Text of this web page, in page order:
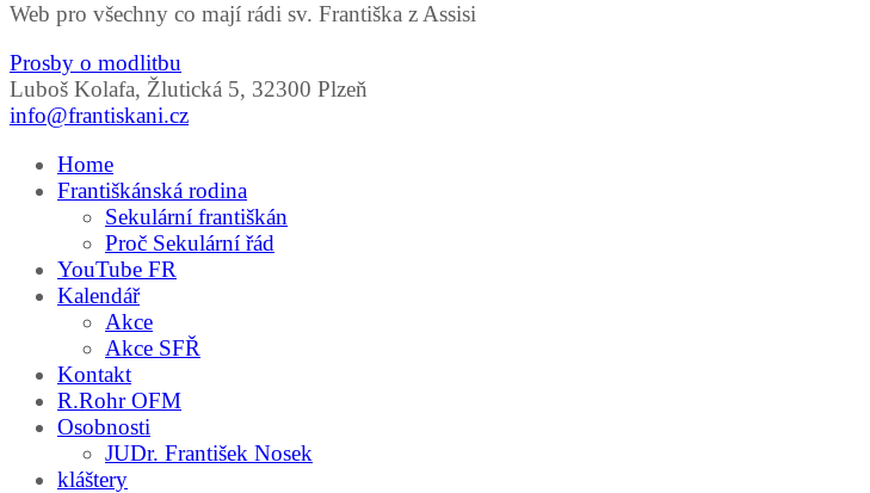
Web pro všechny co mají rádi sv. Františka z Assisi
Prosby o modlitbu
Luboš Kolafa, Žlutická 5, 32300 Plzeň
info@frantiskani.cz
Home
Františkánská rodina
Sekulární františkán
Proč Sekulární řád
YouTube FR
Kalendář
Akce
Akce SFŘ
Kontakt
R.Rohr OFM
Osobnosti
JUDr. František Nosek
kláštery